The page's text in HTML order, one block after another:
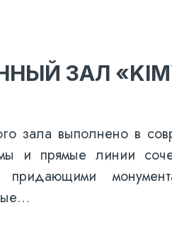
ЗАЛ
зала выполнено в
и прямые линии